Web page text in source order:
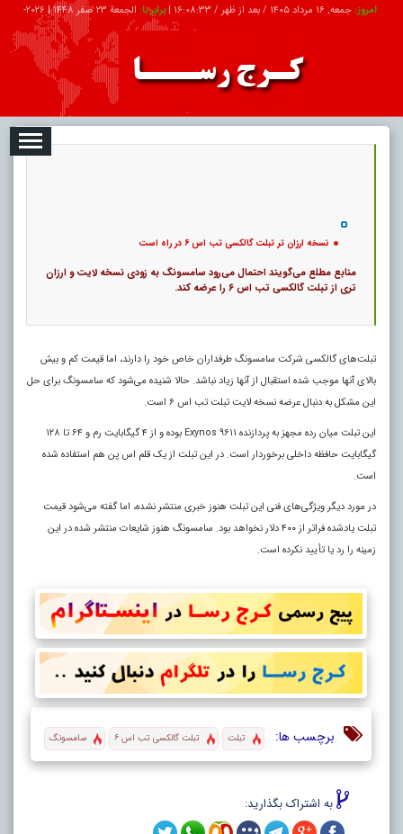
امروز: جمعه, ۱۶ مرداد ۱۴۰۵ / بعد از ظهر / 16:08:34
|برابر با: الجمعة 23 صفر 1448 |
2026-
تبلیغات درباره ما ارتباط با ما
نسخه ارزان تر تبلت گالکسی تب اس ۶ در راه است
منابع مطلع می‌گویند احتمال می‌رود سامسونگ به زودی نسخه لایت و ارزان‌
تری از تبلت گالکسی تب اس ۶ را عرضه کند.
تبلت‌های گالکسی شرکت سامسونگ طرفداران خاص خود را دارند، اما قیمت کم و بیش
بالای آنها موجب شده استقبال از آنها زیاد نباشد. حالا شنیده می‌شود که سامسونگ برای حل
این مشکل به دنبال عرضه نسخه لایت تبلت تب اس ۶ است.
این تبلت میان رده مجهز به پردازنده Exynos ۹۶۱۱ بوده و از ۴ گیگابایت رم و ۶۴ تا ۱۲۸
گیگابایت حافظه داخلی برخوردار است. در این تبلت از یک قلم اس پن هم استفاده شده
است.
در مورد دیگر ویژگی‌های فنی این تبلت هنوز خبری منتشر نشده، اما گفته می‌شود قیمت
تبلت یادشده فراتر از ۴۰۰ دلار نخواهد بود. سامسونگ هنوز شایعات منتشر شده در این
زمینه را رد یا تأیید نکرده است.
برچسب ها: تبلت تبلت گالکسی تب اس ۶ سامسونگ
به اشتراک بگذارید: